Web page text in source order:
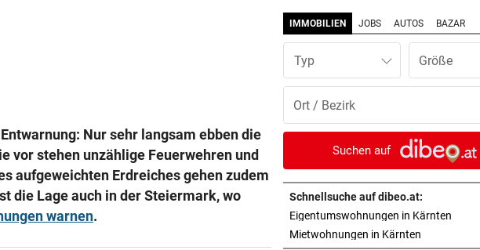
Nur sehr langsam ebben die
vor stehen unzählige Feuerwehren und
aufgeweichten Erdreiches gehen zudem
die Lage auch in der Steiermark, wo
warnen.
RÄTSELHAFTER FALL vor
Hantavirus bei Frankreich-
entdeckt
vor
Sommerskigebiet schließt
VON HOF VERSCHWUNDEN vor
Vermisstes Kätzchen-
wieder vereint
KLIMA UND KRAFTWERK
IMMOBILIEN JOBS AUTOS BAZAR
Typ
Suchen auf
Schnellsuche auf dibeo.at:
Eigentumswohnungen in Kärnten
Mietwohnungen in Kärnten